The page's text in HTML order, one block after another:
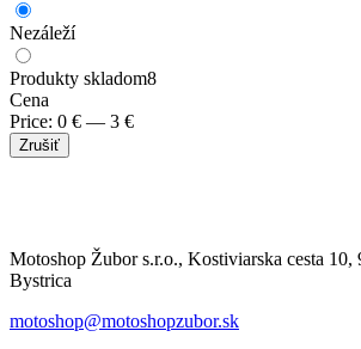
Nezáleží
Produkty skladom8
Cena
Price: 0 € — 3 €
Zrušiť
Motoshop Žubor s.r.o., Kostiviarska cesta 10,
Bystrica
motoshop@motoshopzubor.sk